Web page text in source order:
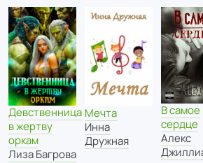
Девственница
в жертву
оркам
Лиза Багрова
Мечта
Инна
Дружная
В самое
сердце
Алекс